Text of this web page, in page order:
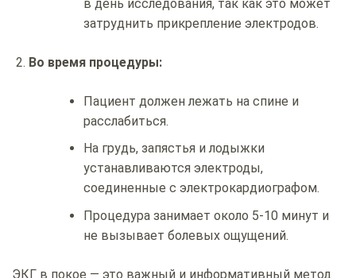
в день исследования, так как это может
затруднить прикрепление электродов.
Во время процедуры:
Пациент должен лежать на спине и
расслабиться.
На грудь, запястья и лодыжки
устанавливаются электроды,
соединенные с электрокардиографом.
Процедура занимает около 5-10 минут и
не вызывает болевых ощущений.
ЭКГ в покое — это важный и информативный метод